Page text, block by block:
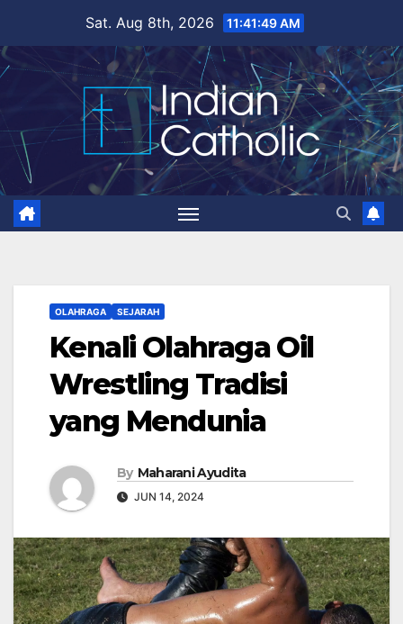
content
Sat. Aug 8th, 2026 11:41:51 AM
OLAHRAGA SEJARAH
Kenali Olahraga Oil
Wrestling Tradisi
yang Mendunia
By Maharani Ayudita
JUN 14, 2024